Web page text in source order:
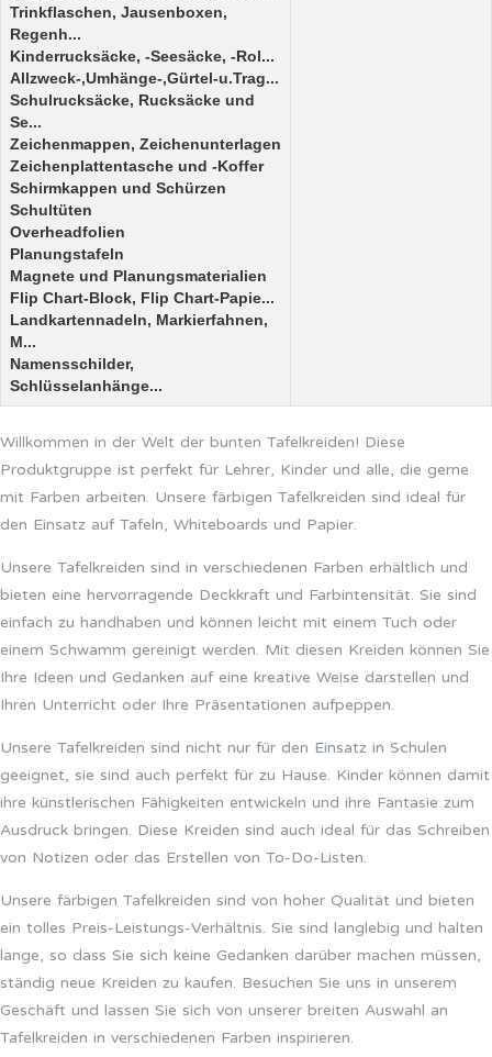
Trinkflaschen, Jausenboxen,
Regenh...
Kinderrucksäcke, -Seesäcke, -Rol...
Allzweck-,Umhänge-,Gürtel-u.Trag...
Schulrucksäcke, Rucksäcke und
Se...
Zeichenmappen, Zeichenunterlagen
Zeichenplattentasche und -Koffer
Schirmkappen und Schürzen
Schultüten
Overheadfolien
Planungstafeln
Magnete und Planungsmaterialien
Flip Chart-Block, Flip Chart-Papie...
Landkartennadeln, Markierfahnen,
M...
Namensschilder,
Schlüsselanhänge...
Willkommen in der Welt der bunten Tafelkreiden! Diese
Produktgruppe ist perfekt für Lehrer, Kinder und alle, die gerne
mit Farben arbeiten. Unsere färbigen Tafelkreiden sind ideal für
den Einsatz auf Tafeln, Whiteboards und Papier.
Unsere Tafelkreiden sind in verschiedenen Farben erhältlich und
bieten eine hervorragende Deckkraft und Farbintensität. Sie sind
einfach zu handhaben und können leicht mit einem Tuch oder
einem Schwamm gereinigt werden. Mit diesen Kreiden können Sie
Ihre Ideen und Gedanken auf eine kreative Weise darstellen und
Ihren Unterricht oder Ihre Präsentationen aufpeppen.
Unsere Tafelkreiden sind nicht nur für den Einsatz in Schulen
geeignet, sie sind auch perfekt für zu Hause. Kinder können damit
ihre künstlerischen Fähigkeiten entwickeln und ihre Fantasie zum
Ausdruck bringen. Diese Kreiden sind auch ideal für das Schreiben
von Notizen oder das Erstellen von To-Do-Listen.
Unsere färbigen Tafelkreiden sind von hoher Qualität und bieten
ein tolles Preis-Leistungs-Verhältnis. Sie sind langlebig und halten
lange, so dass Sie sich keine Gedanken darüber machen müssen,
ständig neue Kreiden zu kaufen. Besuchen Sie uns in unserem
Geschäft und lassen Sie sich von unserer breiten Auswahl an
Tafelkreiden in verschiedenen Farben inspirieren.